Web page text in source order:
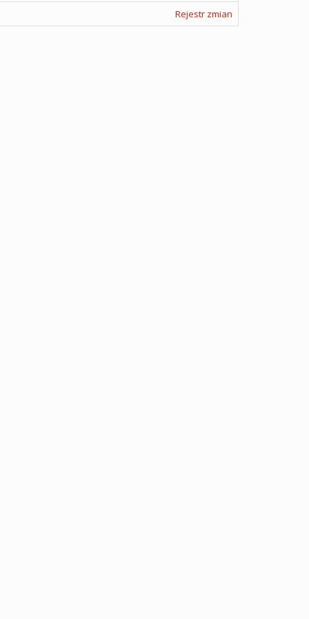
Rejestr zmian